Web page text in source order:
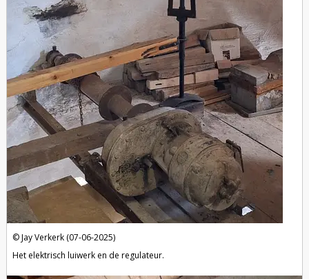
Jay Verkerk (07-06-2025)
Het elektrisch luiwerk en de regulateur.